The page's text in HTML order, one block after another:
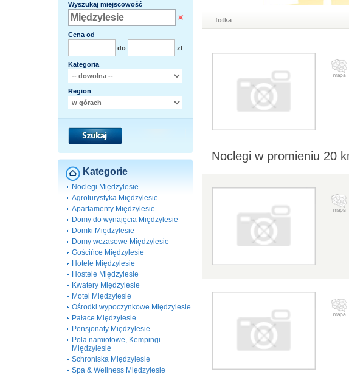
Wyszukaj miejscowość
Cena od
do
zł
Kategoria
Region
Kategorie
Noclegi Międzylesie
Agroturystyka Międzylesie
Apartamenty Międzylesie
Domy do wynajęcia Międzylesie
Domki Międzylesie
Domy wczasowe Międzylesie
Gościńce Międzylesie
Hotele Międzylesie
Hostele Międzylesie
Kwatery Międzylesie
Motel Międzylesie
Ośrodki wypoczynkowe Międzylesie
Pałace Międzylesie
Pensjonaty Międzylesie
Pola namiotowe, Kempingi
Międzylesie
Schroniska Międzylesie
Spa & Wellness Międzylesie
fotka
Noclegi w promieniu 20